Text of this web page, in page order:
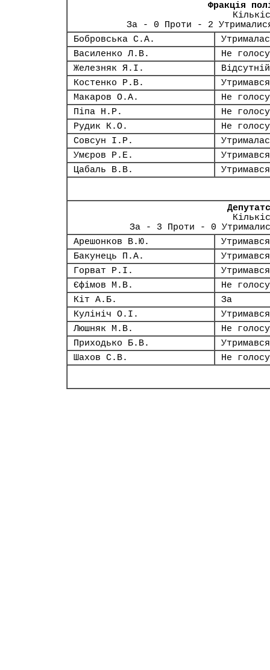
Фракція
За - 0 Проти - 2
Бобровська С.А.
Василенко Л.В.
Не
Железняк Я.І.
Відсутній
Костенко Р.В.
Утримався
Макаров О.А.
Не
Піпа Н.Р.
Не
Рудик К.О.
Не
Совсун І.Р.
Умєров Р.Е.
Утримався
Цабаль В.В.
Утримався
За - 3 Проти - 0
Арешонков В.Ю.
Утримався
Бакунець П.А.
Утримався
Горват Р.І.
Утримався
Єфімов М.В.
Не
Кіт А.Б.
За
Кулініч О.І.
Утримався
Люшняк М.В.
Не
Приходько Б.В.
Утримався
Шахов С.В.
Не